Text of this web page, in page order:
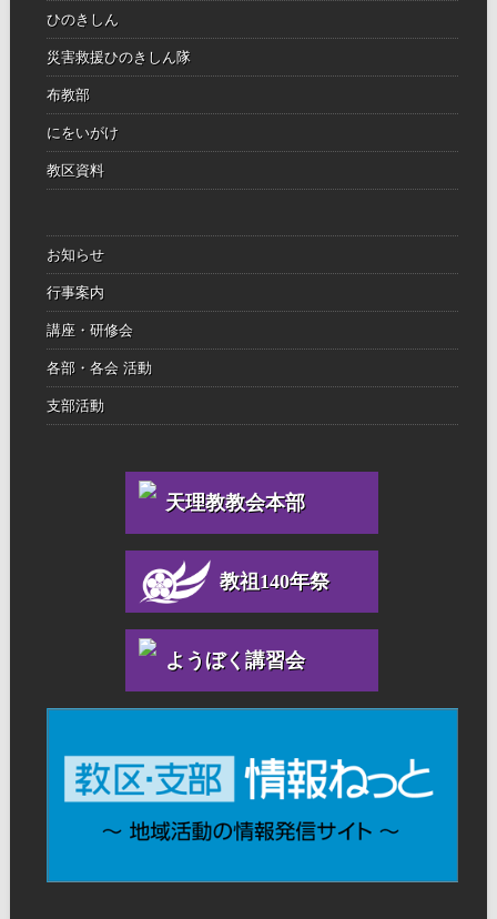
ひのきしん
災害救援ひのきしん隊
布教部
にをいがけ
教区資料
お知らせ
行事案内
講座・研修会
各部・各会 活動
支部活動
天理教教会本部
教祖140年祭
ようぼく講習会